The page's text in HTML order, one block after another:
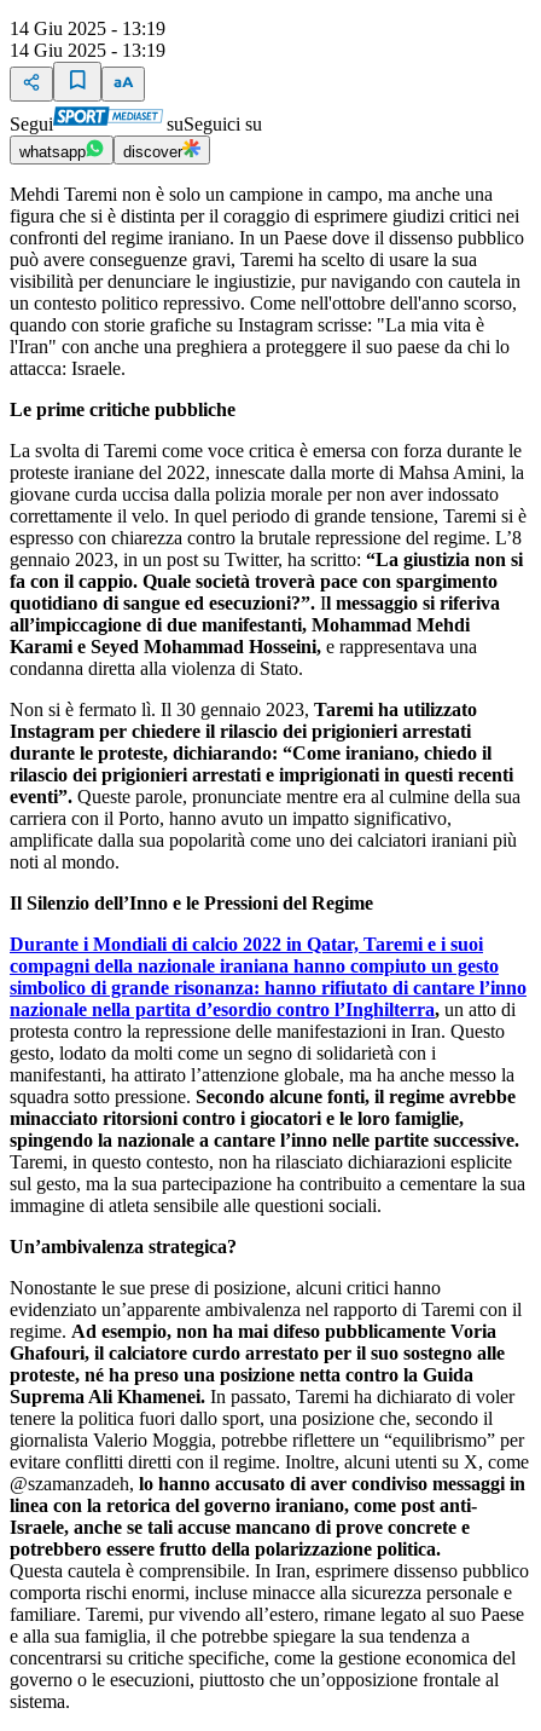
14 Giu 2025 - 13:19
14 Giu 2025 - 13:19
Segui suSeguici su
whatsapp discover
Mehdi Taremi non è solo un campione in campo, ma anche una
figura che si è distinta per il coraggio di esprimere giudizi critici nei
confronti del regime iraniano. In un Paese dove il dissenso pubblico
può avere conseguenze gravi, Taremi ha scelto di usare la sua
visibilità per denunciare le ingiustizie, pur navigando con cautela in
un contesto politico repressivo. Come nell'ottobre dell'anno scorso,
quando con storie grafiche su Instagram scrisse: "La mia vita è
l'Iran" con anche una preghiera a proteggere il suo paese da chi lo
attacca: Israele.
Le prime critiche pubbliche
La svolta di Taremi come voce critica è emersa con forza durante le
proteste iraniane del 2022, innescate dalla morte di Mahsa Amini, la
giovane curda uccisa dalla polizia morale per non aver indossato
correttamente il velo. In quel periodo di grande tensione, Taremi si è
espresso con chiarezza contro la brutale repressione del regime. L’8
gennaio 2023, in un post su Twitter, ha scritto: “La giustizia non si
fa con il cappio. Quale società troverà pace con spargimento
quotidiano di sangue ed esecuzioni?”. Il messaggio si riferiva
all’impiccagione di due manifestanti, Mohammad Mehdi
Karami e Seyed Mohammad Hosseini, e rappresentava una
condanna diretta alla violenza di Stato.
Non si è fermato lì. Il 30 gennaio 2023, Taremi ha utilizzato
Instagram per chiedere il rilascio dei prigionieri arrestati
durante le proteste, dichiarando: “Come iraniano, chiedo il
rilascio dei prigionieri arrestati e imprigionati in questi recenti
eventi”. Queste parole, pronunciate mentre era al culmine della sua
carriera con il Porto, hanno avuto un impatto significativo,
amplificate dalla sua popolarità come uno dei calciatori iraniani più
noti al mondo.
Il Silenzio dell’Inno e le Pressioni del Regime
Durante i Mondiali di calcio 2022 in Qatar, Taremi e i suoi
compagni della nazionale iraniana hanno compiuto un gesto
simbolico di grande risonanza: hanno rifiutato di cantare l’inno
nazionale nella partita d’esordio contro l’Inghilterra, un atto di
protesta contro la repressione delle manifestazioni in Iran. Questo
gesto, lodato da molti come un segno di solidarietà con i
manifestanti, ha attirato l’attenzione globale, ma ha anche messo la
squadra sotto pressione. Secondo alcune fonti, il regime avrebbe
minacciato ritorsioni contro i giocatori e le loro famiglie,
spingendo la nazionale a cantare l’inno nelle partite successive.
Taremi, in questo contesto, non ha rilasciato dichiarazioni esplicite
sul gesto, ma la sua partecipazione ha contribuito a cementare la sua
immagine di atleta sensibile alle questioni sociali.
Un’ambivalenza strategica?
Nonostante le sue prese di posizione, alcuni critici hanno
evidenziato un’apparente ambivalenza nel rapporto di Taremi con il
regime. Ad esempio, non ha mai difeso pubblicamente Voria
Ghafouri, il calciatore curdo arrestato per il suo sostegno alle
proteste, né ha preso una posizione netta contro la Guida
Suprema Ali Khamenei. In passato, Taremi ha dichiarato di voler
tenere la politica fuori dallo sport, una posizione che, secondo il
giornalista Valerio Moggia, potrebbe riflettere un “equilibrismo” per
evitare conflitti diretti con il regime. Inoltre, alcuni utenti su X, come
@szamanzadeh, lo hanno accusato di aver condiviso messaggi in
linea con la retorica del governo iraniano, come post anti-
Israele, anche se tali accuse mancano di prove concrete e
potrebbero essere frutto della polarizzazione politica.
Questa cautela è comprensibile. In Iran, esprimere dissenso pubblico
comporta rischi enormi, incluse minacce alla sicurezza personale e
familiare. Taremi, pur vivendo all’estero, rimane legato al suo Paese
e alla sua famiglia, il che potrebbe spiegare la sua tendenza a
concentrarsi su critiche specifiche, come la gestione economica del
governo o le esecuzioni, piuttosto che un’opposizione frontale al
sistema.